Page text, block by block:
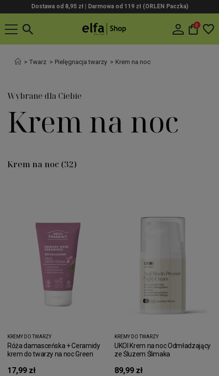
Dostawa od 8,95 zł | Darmowa od 119 zł (ORLEN Paczka)
0
Twarz Pielęgnacja twarzy Krem na noc
Wybrane dla Ciebie
Krem na noc
Krem na noc (32)
KREMY DO TWARZY
Róża damasceńska + Ceramidy
krem do twarzy na noc Green
17,99 zł
KREMY DO TWARZY
UKOI Krem na noc Odmładzający
ze Śluzem Ślimaka
89,99 zł